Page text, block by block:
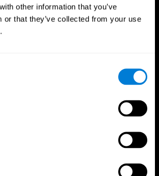
other information that you’ve
or that they’ve collected from your use